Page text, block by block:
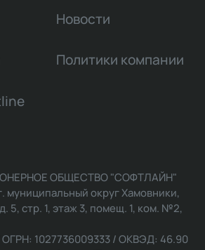
Новости
Политики компании
ОБЩЕСТВО "СОФТЛАЙН"
муниципальный округ Хамовники,
5, стр. 1, этаж 3, помещ. 1, ком. №2,
1027736009333 / ОКВЭД: 46.90